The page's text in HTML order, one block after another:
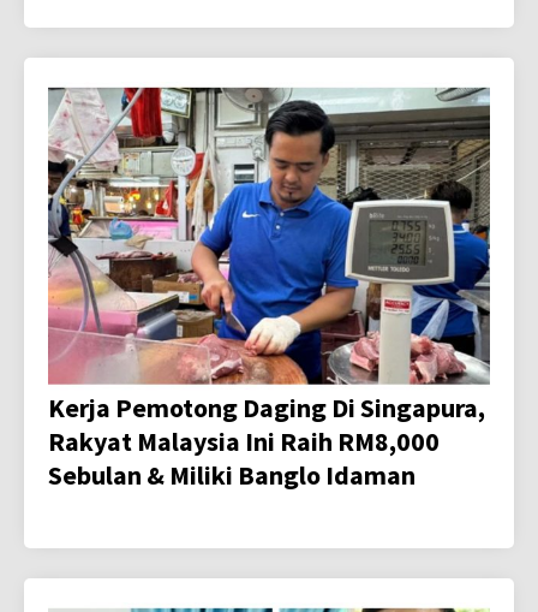
Kerja Pemotong Daging Di Singapura,
Rakyat Malaysia Ini Raih RM8,000
Sebulan & Miliki Banglo Idaman